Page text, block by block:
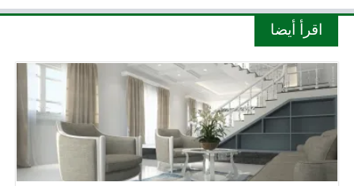
اقرأ أيضا